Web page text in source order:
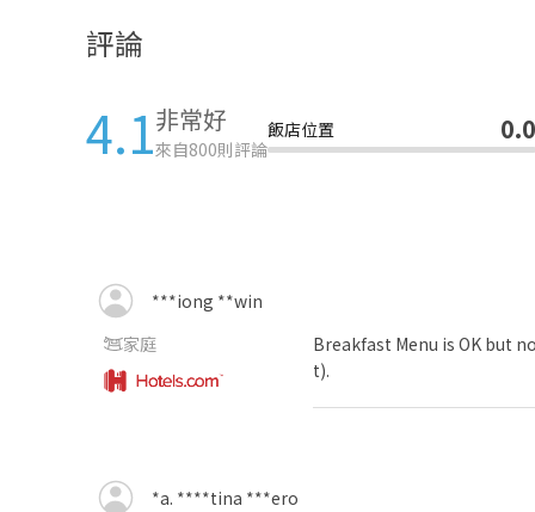
評論
4.1非常好
來自800則評論
飯店位置 0.0
***iong **win
家庭
Breakfast Menu is OK but
t).
*a. ****tina ***ero